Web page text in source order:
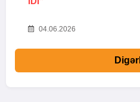
04.06.2026